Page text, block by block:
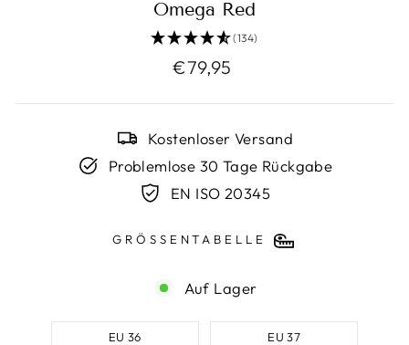
Omega Red
(134)
Normaler
€79,95
Kostenloser Versand
Problemlose 30 Tage Rückgabe
EN ISO 20345
GRÖSSENTABELLE
Auf Lager
SCHUHGRÖSSE
EU 36 EU 37